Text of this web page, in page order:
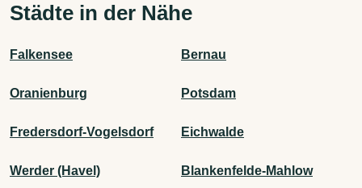
Städte in der Nähe
Falkensee Bernau
Oranienburg Potsdam
Fredersdorf-Vogelsdorf Eichwalde
Werder (Havel) Blankenfelde-Mahlow